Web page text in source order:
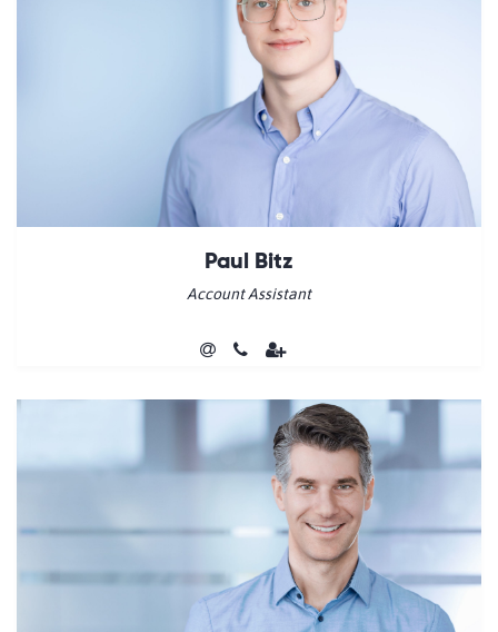
Paul Bitz
Account Assistant